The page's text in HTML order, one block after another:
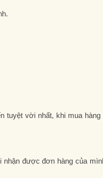
tuyệt vời nhất, khi mua hàng
được đơn hàng của